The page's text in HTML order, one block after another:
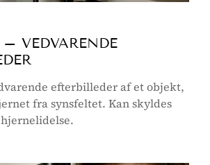
VEDVARENDE
efterbilleder af et objekt,
fra synsfeltet. Kan skyldes